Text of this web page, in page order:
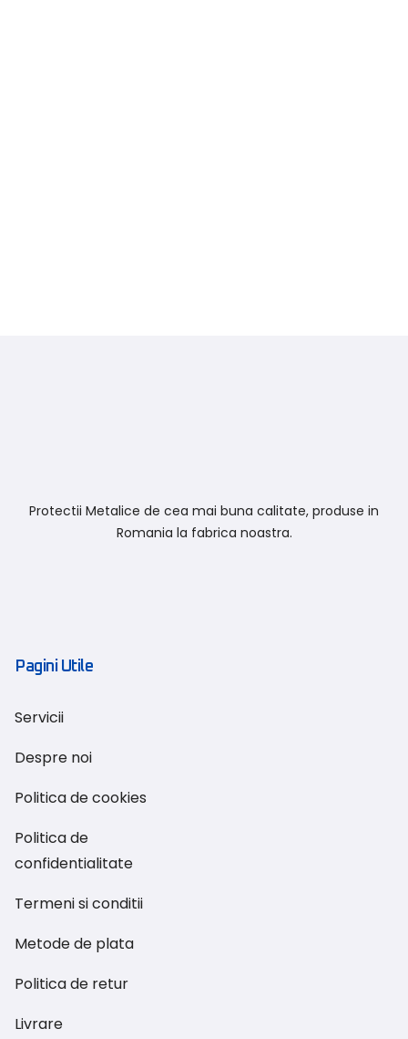
Protectii Metalice de cea mai buna calitate, produse in
Romania la fabrica noastra.
Pagini Utile
Servicii
Despre noi
Politica de cookies
Politica de
confidentialitate
Termeni si conditii
Metode de plata
Politica de retur
Livrare